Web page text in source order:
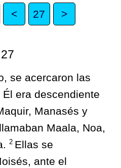
< 27 >
27
se acercaron las
era descendiente
Manasés y
Maala, Noa,
2 Ellas se
ante el